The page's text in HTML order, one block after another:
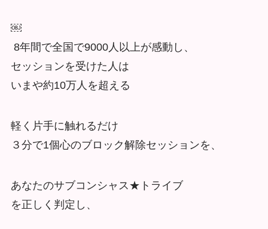
￼
8年間で全国で9000人以上が感動し、
セッションを受けた人は
いまや約10万人を超える
軽く片手に触れるだけ
３分で1個心のブロック解除セッションを、
あなたのサブコンシャス★トライブ
を正しく判定し、